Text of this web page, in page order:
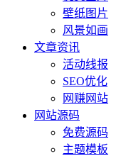
壁纸图片
风景如画
文章资讯
活动线报
SEO优化
网赚网站
网站源码
免费源码
主题模板